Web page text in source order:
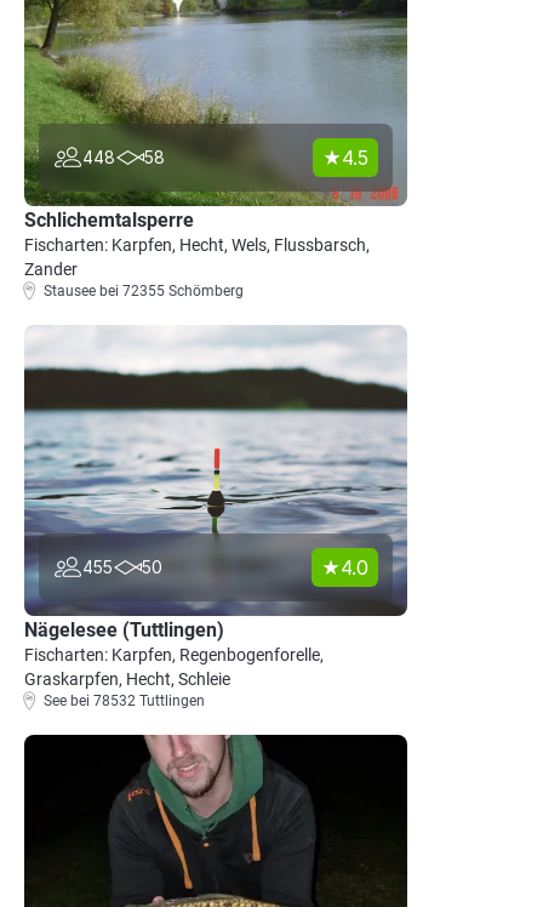
448 58 4.5
Schlichemtalsperre
Fischarten: Karpfen, Hecht, Wels, Flussbarsch,
Zander
Stausee bei 72355 Schömberg
455 50 4.0
Nägelesee (Tuttlingen)
Fischarten: Karpfen, Regenbogenforelle,
Graskarpfen, Hecht, Schleie
See bei 78532 Tuttlingen